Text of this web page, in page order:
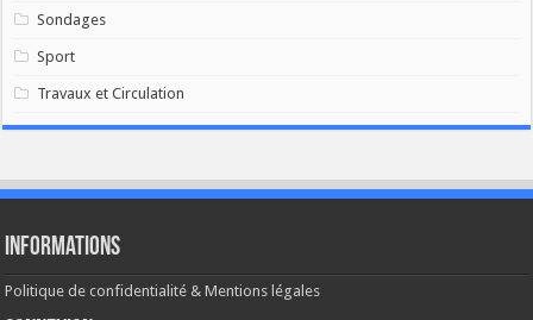
Sondages
Sport
Travaux et Circulation
Informations
Politique de confidentialité & Mentions légales